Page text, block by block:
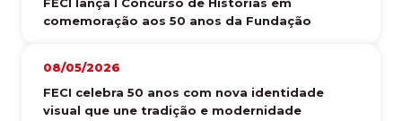
comemoração aos 50 anos da Fundação
08/05/2026
FECI celebra 50 anos com nova identidade
visual que une tradição e modernidade